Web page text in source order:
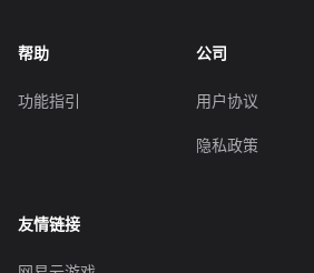
帮助
功能指引
公司
用户协议
隐私政策
友情链接